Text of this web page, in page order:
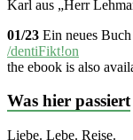
Karl aus „Herr
01/23 Ein neues
/dentiFikt!on
the ebook is also
Was hier passiert
Liebe. Lebe. Reise.